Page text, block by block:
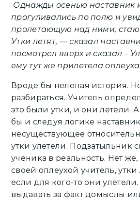
Однажды осенью наставник
прогуливались по полю и
пролетающую над ними, стаю
Утки летят, — сказал
посмотрел вверх и сказал –
ему тут же прилетела оплеуха
Вроде бы нелепая история.
разбираться. Учитель
это были утки, и они летели.
бы и следуя логике
несуществующее
утки улетели. Подзатыльник
ученика в реальность. Нет
своей оплеухой учитель, утки
если для кого-то они
выдавать за факт домыслы